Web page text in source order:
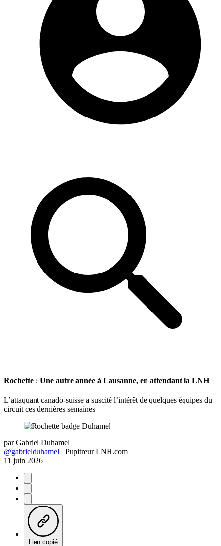
Rochette : Une autre année à Lausanne, en attendant la LNH
L’attaquant canado-suisse a suscité l’intérêt de quelques équipes du
circuit ces dernières semaines
par Gabriel Duhamel
@gabrielduhamel_
Pupitreur LNH.com
11 juin 2026
Lien copié